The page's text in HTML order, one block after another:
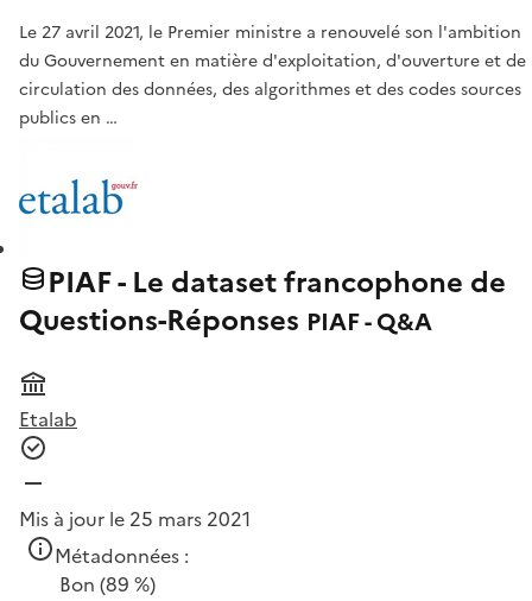
Le 27 avril 2021, le Premier ministre a renouvelé son l'ambition
du Gouvernement en matière d'exploitation, d'ouverture et de
circulation des données, des algorithmes et des codes sources
publics en …
PIAF - Le dataset francophone de
Questions-Réponses PIAF - Q&A
Etalab
Mis à jour le 25 mars 2021
Métadonnées :
Bon (89 %)